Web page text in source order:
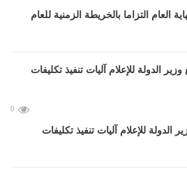
العام التزاما بالخريطة الزمنية للعام
0
للإعلام آليات تنفيذ تكليفات